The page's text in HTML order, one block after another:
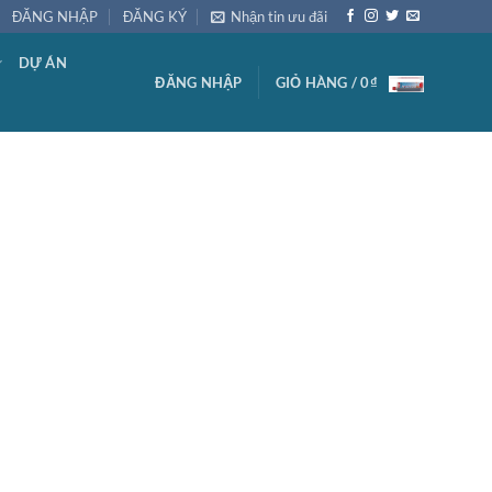
ĐĂNG NHẬP ĐĂNG KÝ Nhận tin ưu đãi
DỰ ÁN
ĐĂNG NHẬP GIỎ HÀNG /0₫